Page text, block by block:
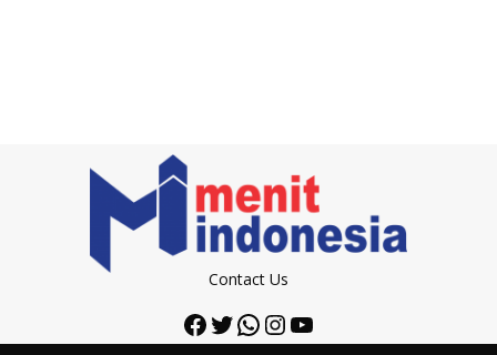
Contact Us
Facebook
Twitter
WhatsApp
Instagram
YouTube